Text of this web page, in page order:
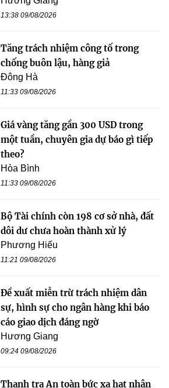
13:38 09/08/2026
Tăng trách nhiệm công tố trong
chống buôn lậu, hàng giả
Đông Hà
11:33 09/08/2026
Giá vàng tăng gần 300 USD trong
một tuần, chuyên gia dự báo gì tiếp
theo?
Hòa Bình
11:33 09/08/2026
Bộ Tài chính còn 198 cơ sở nhà, đất
dôi dư chưa hoàn thành xử lý
Phương Hiếu
11:21 09/08/2026
Đề xuất miễn trừ trách nhiệm dân
sự, hình sự cho ngân hàng khi báo
cáo giao dịch đáng ngờ
Hương Giang
09:24 09/08/2026
Thanh tra An toàn bức xạ hạt nhân